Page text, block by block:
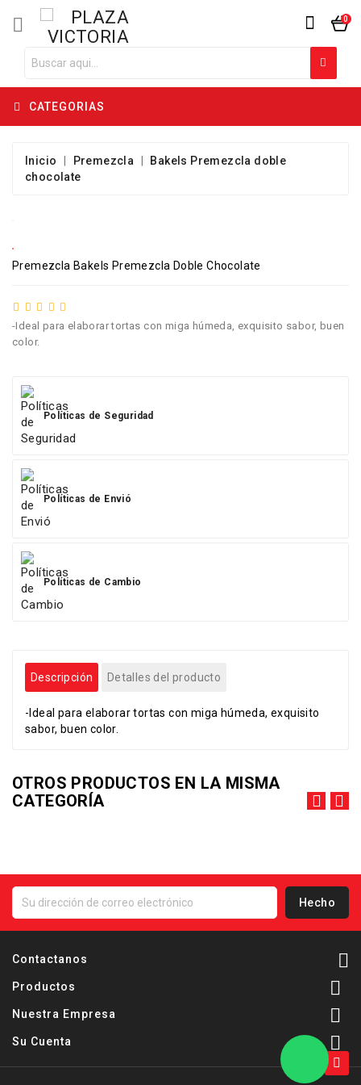
 0
CATEGORIAS
Inicio Premezcla
Bakels Premezcla doble
chocolate
Premezcla Bakels Premezcla Doble Chocolate
-Ideal para elaborar tortas con miga húmeda, exquisito sabor, buen
color.
Políticas de Seguridad
Políticas de Envió
Políticas de Cambio
Descripción Detalles del producto
-Ideal para elaborar tortas con miga húmeda, exquisito
sabor, buen color.
OTROS PRODUCTOS EN LA MISMA
CATEGORÍA
Contactanos 
Productos 
Nuestra Empresa 
Su Cuenta 